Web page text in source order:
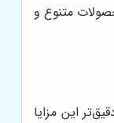
متنوع و
این مزایا